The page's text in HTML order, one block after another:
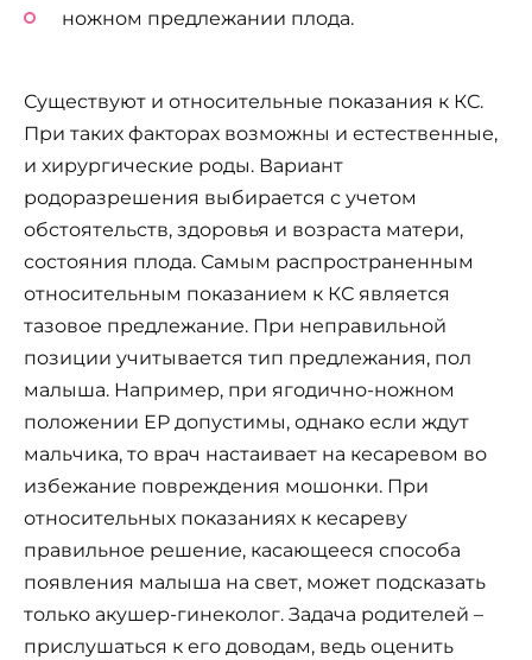
ножном предлежании плода.
Существуют и относительные показания к КС.
При таких факторах возможны и естественные,
и хирургические роды. Вариант
родоразрешения выбирается с учетом
обстоятельств, здоровья и возраста матери,
состояния плода. Самым распространенным
относительным показанием к КС является
тазовое предлежание. При неправильной
позиции учитывается тип предлежания, пол
малыша. Например, при ягодично-ножном
положении ЕР допустимы, однако если ждут
мальчика, то врач настаивает на кесаревом во
избежание повреждения мошонки. При
относительных показаниях к кесареву
правильное решение, касающееся способа
появления малыша на свет, может подсказать
только акушер-гинеколог. Задача родителей –
прислушаться к его доводам, ведь оценить